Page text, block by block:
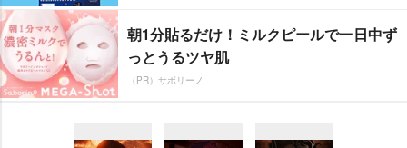
朝1分貼るだけ！ミルクピールで一日中ず
っとうるツヤ肌
（PR）サボリーノ